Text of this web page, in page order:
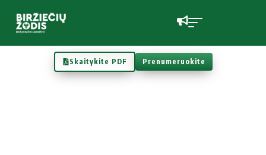
Skaitykite PDF Prenumeruokite